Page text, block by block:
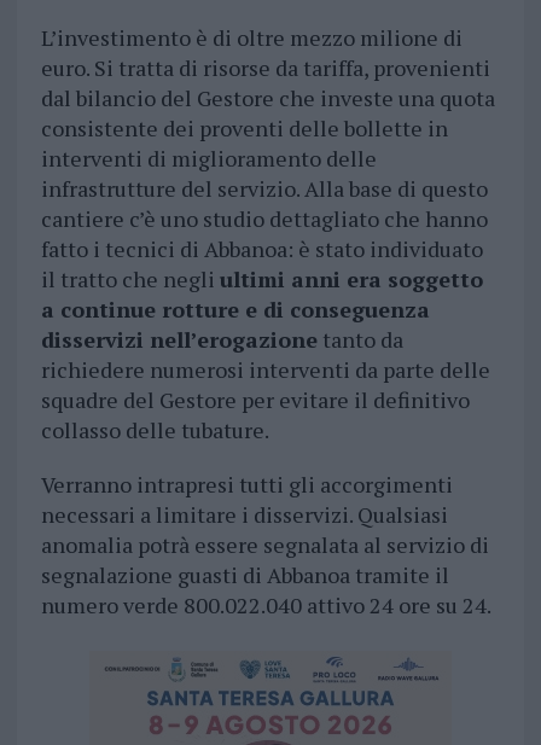
L’investimento è di oltre mezzo milione di
euro. Si tratta di risorse da tariffa, provenienti
dal bilancio del Gestore che investe una quota
consistente dei proventi delle bollette in
interventi di miglioramento delle
infrastrutture del servizio. Alla base di questo
cantiere c’è uno studio dettagliato che hanno
fatto i tecnici di Abbanoa: è stato individuato
il tratto che negli ultimi anni era soggetto
a continue rotture e di conseguenza
disservizi nell’erogazionetanto da
richiedere numerosi interventi da parte delle
squadre del Gestore per evitare il definitivo
collasso delle tubature.
Verranno intrapresi tutti gli accorgimenti
necessari a limitare i disservizi. Qualsiasi
anomalia potrà essere segnalata al servizio di
segnalazione guasti di Abbanoa tramite il
numero verde 800.022.040 attivo 24 ore su 24.